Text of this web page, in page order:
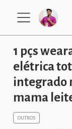
1 pçs
elétrica
integrado
mama
OUTROS